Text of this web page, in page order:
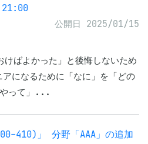
21:00
公開日 2025/01/15
ばよかった」と後悔しないため
になるために「なに」を「どの
やって」...
410)」 分野「AAA」の追加